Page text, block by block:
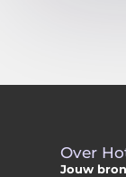
Over
Jouw